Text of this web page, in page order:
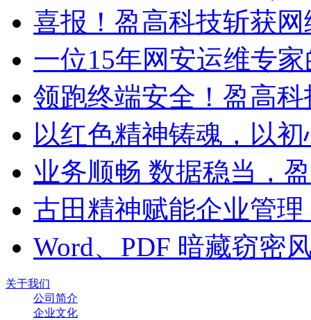
喜报！盈高科技斩获
一位15年网安运维专
领跑终端安全！盈高
以红色精神铸魂，以
业务顺畅 数据稳当，
古田精神赋能企业管
Word、PDF 暗藏窃密
关于我们
公司简介
企业文化